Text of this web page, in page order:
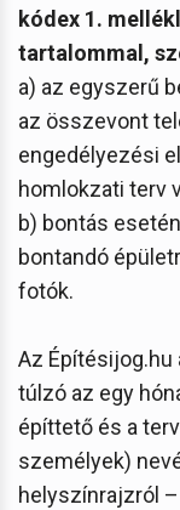
kódex 1.
tartalommal,
a) az egyszerű
az összevont
engedélyezési
homlokzati terv
b) bontás
bontandó
fotók.
Az
túlzó az egy
építtető és a
személyek)
helyszínrajzról